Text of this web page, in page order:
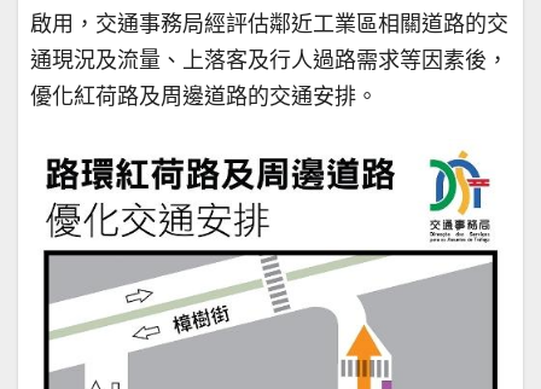
啟用，交通事務局經評估鄰近工業區相關道路的交
通現況及流量、上落客及行人過路需求等因素後，
優化紅荷路及周邊道路的交通安排。